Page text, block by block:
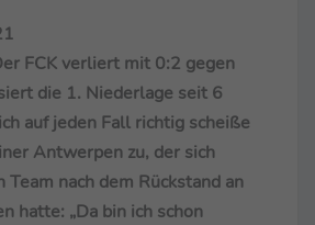
FCK verliert mit 0:2 gegen
die 1. Niederlage seit 6
auf jeden Fall richtig scheiße
Antwerpen zu, der sich
nach dem Rückstand an
hatte: „Da bin ich schon